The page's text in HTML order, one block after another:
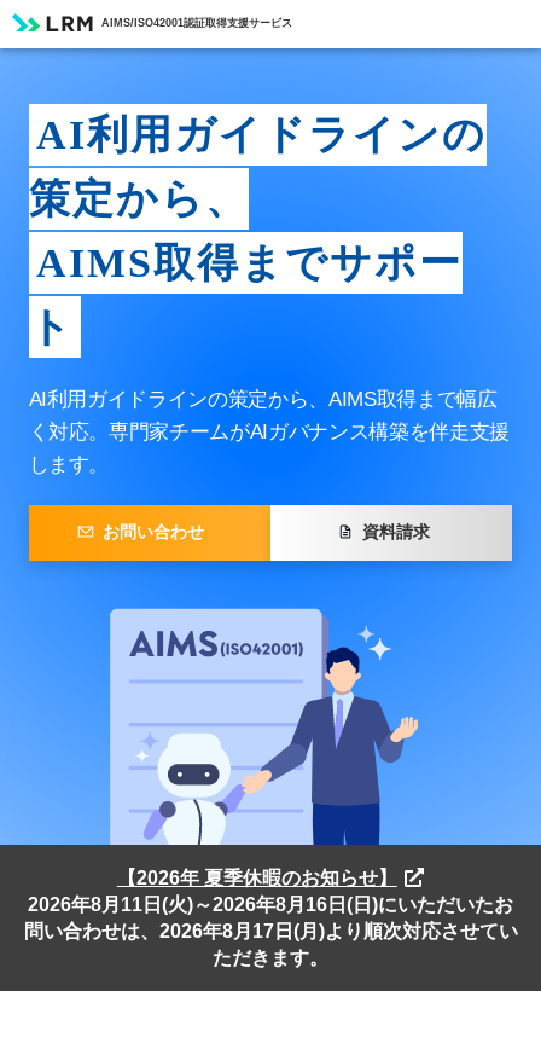
AIMS/ISO42001認証取得支援サービス
AI利用ガイドラインの
策定から、
AIMS取得までサポー
ト
AI利用ガイドラインの策定から、AIMS取得まで幅広
く対応。専門家チームがAIガバナンス構築を伴走支援
します。
お問い合わせ 資料請求
【2026年 夏季休暇のお知らせ】
2026年8月11日(火)～2026年8月16日(日)にいただいたお
問い合わせは、2026年8月17日(月)より順次対応させてい
ただきます。